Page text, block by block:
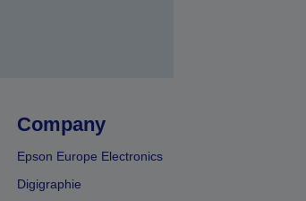
Company
Epson Europe Electronics
Digigraphie